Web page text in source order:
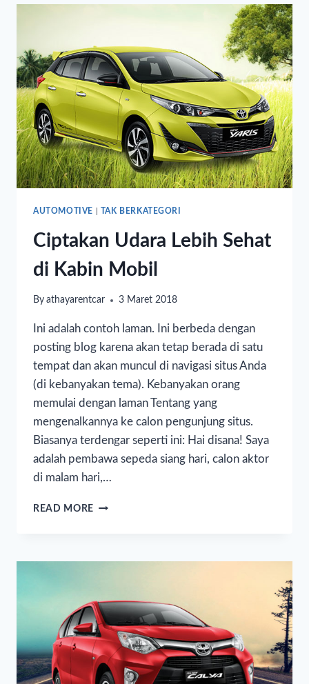
AUTOMOTIVE TAK BERKATEGORI
Ciptakan Udara Lebih Sehat
di Kabin Mobil
By athayarentcar 3 Maret 2018
Ini adalah contoh laman. Ini berbeda dengan
posting blog karena akan tetap berada di satu
tempat dan akan muncul di navigasi situs Anda
(di kebanyakan tema). Kebanyakan orang
memulai dengan laman Tentang yang
mengenalkannya ke calon pengunjung situs.
Biasanya terdengar seperti ini: Hai disana! Saya
adalah pembawa sepeda siang hari, calon aktor
di malam hari,…
READ MORE